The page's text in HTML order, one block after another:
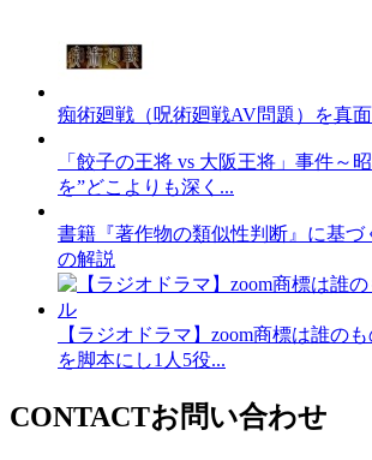
痴術廻戦（呪術廻戦AV問題）を真
「餃子の王将 vs 大阪王将」事件～
を”どこよりも深く...
書籍『著作物の類似性判断』に基づ
の解説
【ラジオドラマ】zoom商標は誰の
を脚本にし1人5役...
CONTACTお問い合わせ